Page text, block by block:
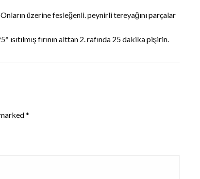
üzerine fesleğenli. peynirli tereyağını parçalar
fırının alttan 2. rafında 25 dakika pişirin.
*